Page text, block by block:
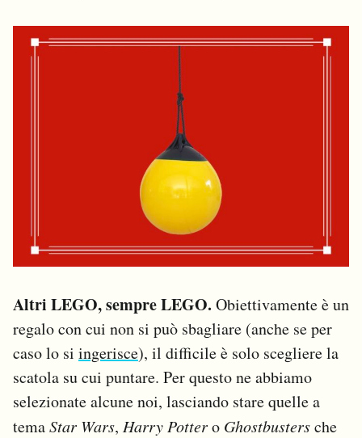
Altri LEGO, sempre LEGO. Obiettivamente è un
regalo con cui non si può sbagliare (anche se per
caso lo si ingerisce), il difficile è solo scegliere la
scatola su cui puntare. Per questo ne abbiamo
selezionate alcune noi, lasciando stare quelle a
temaStar Wars, Harry Pottero Ghostbustersche